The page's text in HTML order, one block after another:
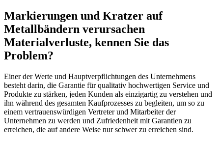
Markierungen und Kratzer auf
Metallbändern verursachen
Materialverluste, kennen Sie das
Problem?
Einer der Werte und Hauptverpflichtungen des Unternehmens
besteht darin, die Garantie für qualitativ hochwertigen Service und
Produkte zu stärken, jeden Kunden als einzigartig zu verstehen und
ihn während des gesamten Kaufprozesses zu begleiten, um so zu
einem vertrauenswürdigen Vertreter und Mitarbeiter der
Unternehmen zu werden und Zufriedenheit mit Garantien zu
erreichen, die auf andere Weise nur schwer zu erreichen sind.